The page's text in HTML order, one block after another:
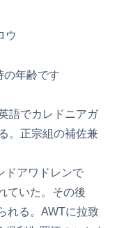
ウ
年齢です
語でカレドニアガ
。正宗組の補佐兼
ドアワドレンで
ていた。その後
れる。AWTに拉致